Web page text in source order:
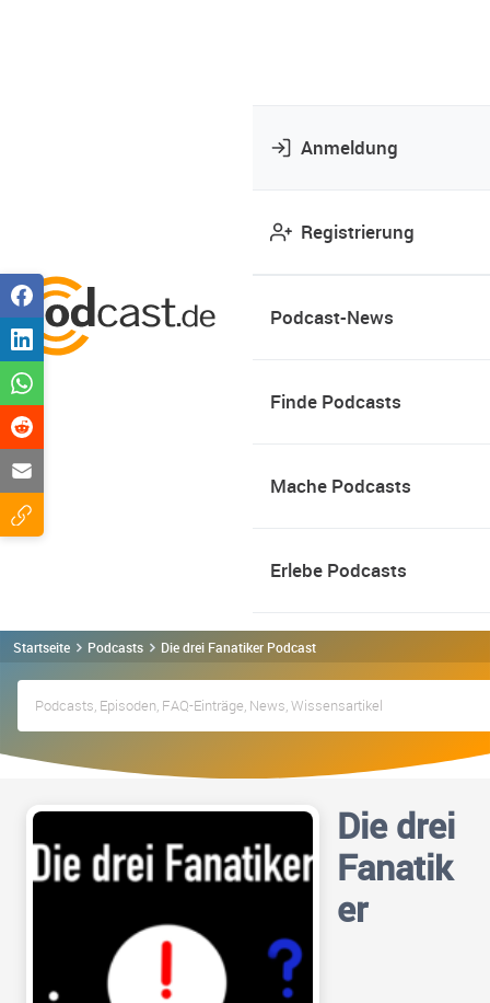
Anmeldung
Registrierung
Podcast-News
Finde Podcasts
Mache Podcasts
Erlebe Podcasts
Startseite Podcasts Die drei Fanatiker Podcast
Die drei
Fanatik
er